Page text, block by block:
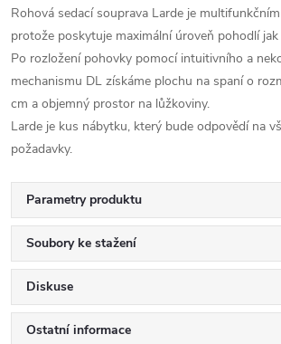
Rohová sedací souprava Larde je
protože poskytuje maximální úroveň pohodlí
Po rozložení pohovky pomocí intuitivního a
mechanismu DL získáme plochu na spaní o
cm a objemný prostor na lůžkoviny.
Larde je kus nábytku, který bude odpovědí na
požadavky.
Parametry produktu
Soubory ke stažení
Diskuse
Ostatní informace